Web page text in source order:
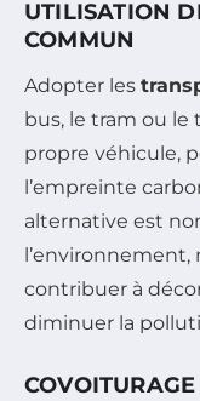
UTILISATION
COMMUN
Adopter les
bus, le tram ou le
propre véhicule,
l’empreinte
alternative est
contribuer à
diminuer la